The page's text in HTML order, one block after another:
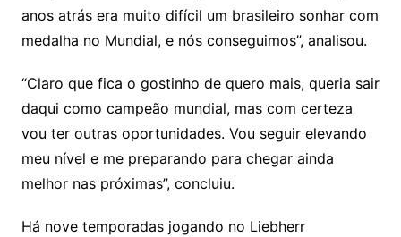
anos atrás era muito difícil um brasileiro sonhar com
medalha no Mundial, e nós conseguimos”, analisou.
“Claro que fica o gostinho de quero mais, queria sair
daqui como campeão mundial, mas com certeza
vou ter outras oportunidades. Vou seguir elevando
meu nível e me preparando para chegar ainda
melhor nas próximas”, concluiu.
Há nove temporadas jogando no Liebherr